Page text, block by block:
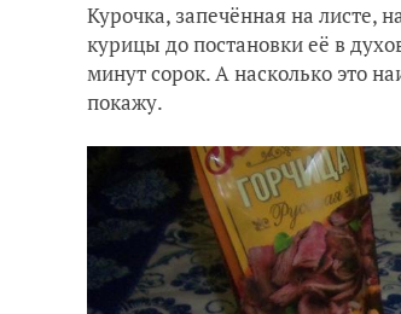
Курочка, запечённая на листе,
курицы до постановки её в
минут сорок. А насколько это
покажу.